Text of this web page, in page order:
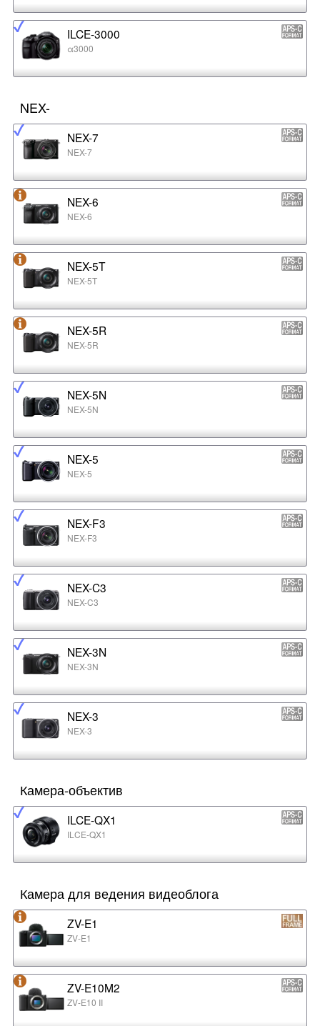
ILCE-3000
α3000
NEX-
NEX-7
NEX-7
NEX-6
NEX-6
NEX-5T
NEX-5T
NEX-5R
NEX-5R
NEX-5N
NEX-5N
NEX-5
NEX-5
NEX-F3
NEX-F3
NEX-C3
NEX-C3
NEX-3N
NEX-3N
NEX-3
NEX-3
Камера-объектив
ILCE-QX1
ILCE-QX1
Камера для ведения видеоблога
ZV-E1
ZV-E1
ZV-E10M2
ZV-E10 II